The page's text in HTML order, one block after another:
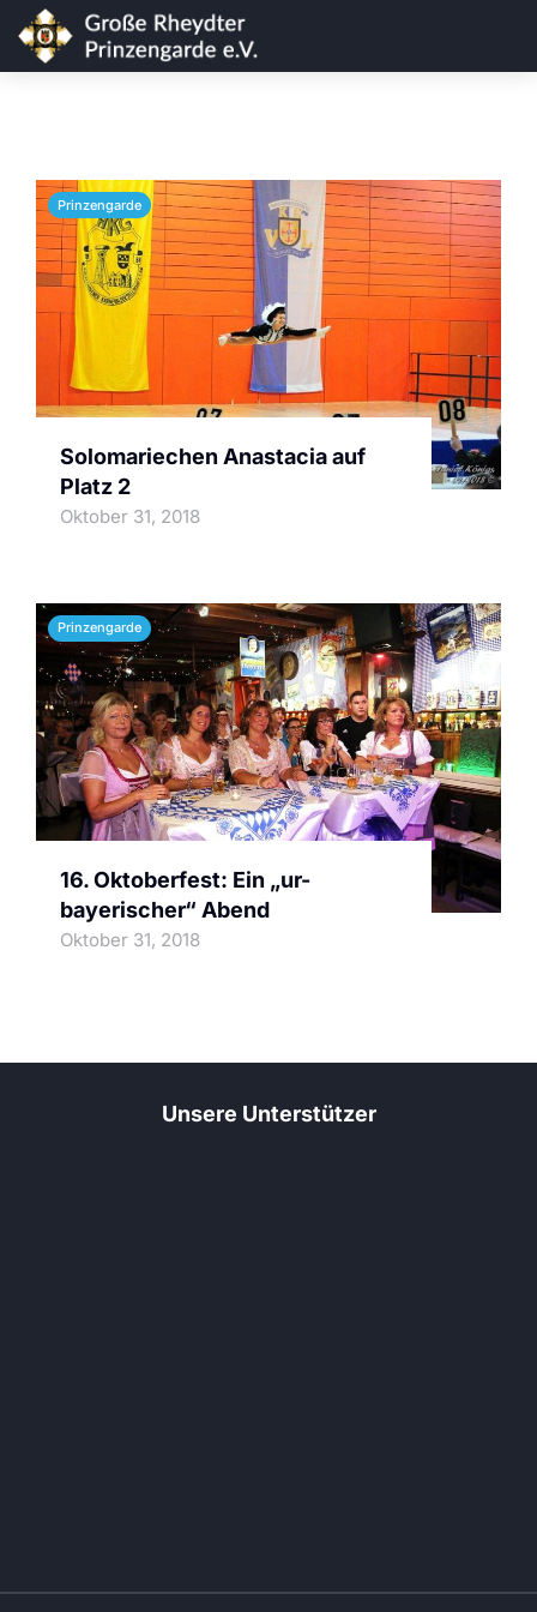
Prinzengarde
Solomariechen Anastacia auf
Platz 2
Oktober 31, 2018
Prinzengarde
16. Oktoberfest: Ein „ur-
bayerischer“ Abend
Oktober 31, 2018
Unsere Unterstützer